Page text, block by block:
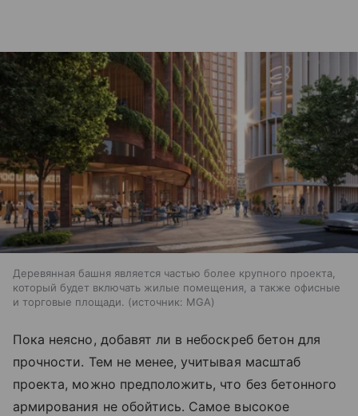
Деревянная башня является частью более крупного проекта,
который будет включать жилые помещения, а также офисные
и торговые площади.
источник: MGA
Пока неясно, добавят ли в небоскреб бетон для
прочности. Тем не менее, учитывая масштаб
проекта, можно предположить, что без бетонного
армирования не обойтись. Самое высокое